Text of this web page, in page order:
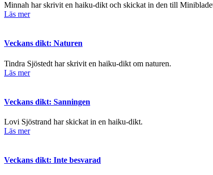
Minnah har skrivit en haiku-dikt och skickat in den till
Läs mer
Veckans dikt: Naturen
Tindra Sjöstedt har skrivit en haiku-dikt om naturen.
Läs mer
Veckans dikt: Sanningen
Lovi Sjöstrand har skickat in en haiku-dikt.
Läs mer
Veckans dikt: Inte besvarad